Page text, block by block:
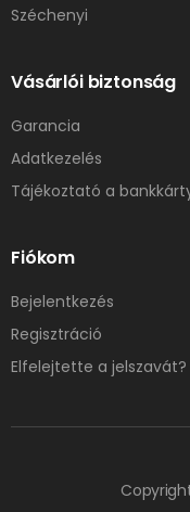
Széchenyi
Vásárlói biztonság
Garancia
Adatkezelés
Tájékoztató a
Fiókom
Bejelentkezés
Regisztráció
Elfelejtette a jelszavát?